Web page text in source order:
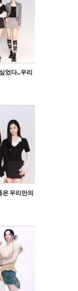
었다…우리
은 우리만의